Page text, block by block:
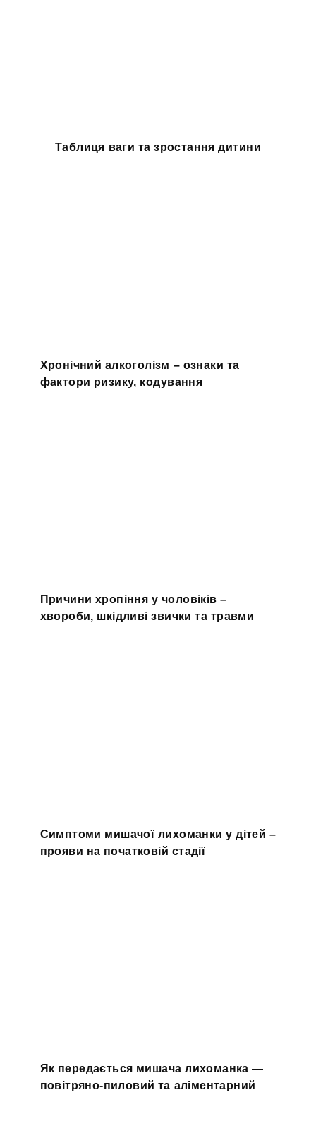
Таблиця ваги та зростання дитини
Хронічний алкоголізм – ознаки та
фактори ризику, кодування
Причини хропіння у чоловіків –
хвороби, шкідливі звички та травми
Симптоми мишачої лихоманки у дітей –
прояви на початковій стадії
Як передається мишача лихоманка —
повітряно-пиловий та аліментарний